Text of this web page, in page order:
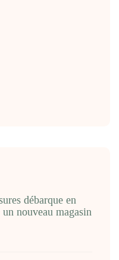
débarque en
nouveau magasin